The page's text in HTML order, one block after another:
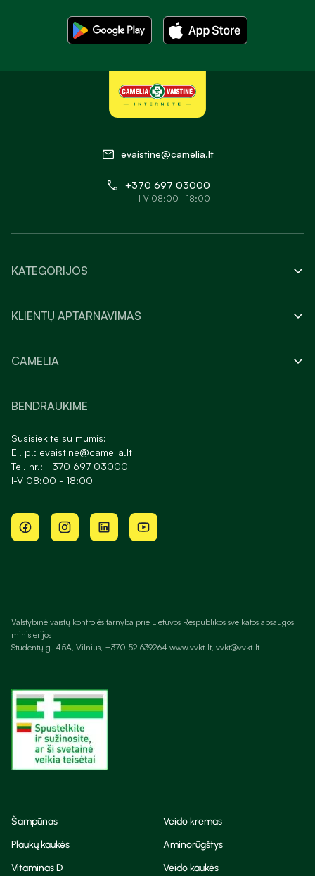
evaistine@camelia.lt
+370 697 03000
I-V 08:00 - 18:00
KATEGORIJOS
KLIENTŲ APTARNAVIMAS
CAMELIA
BENDRAUKIME
Susisiekite su mumis:
El. p.: evaistine@camelia.lt
Tel. nr.: +370 697 03000
I-V 08:00 - 18:00
Valstybinė vaistų kontrolės tarnyba prie Lietuvos Respublikos sveikatos apsaugos
ministerijos
Studentų g. 45A, Vilnius, +370 52 639264 www.vvkt.lt, vvkt@vvkt.lt
Šampūnas
Veido kremas
Plaukų kaukės
Aminorūgštys
Vitaminas D
Veido kaukės